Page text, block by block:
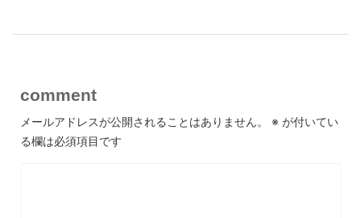
comment
メールアドレスが公開されることはありません。 ※ が付いてい
る欄は必須項目です